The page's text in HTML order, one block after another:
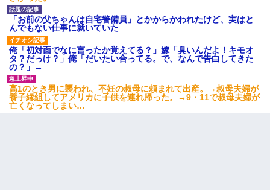
の親を見てから実家を出た。それから15年、妹が弟の子を
妊娠したらしくもう堕胎できない月なんだと母から連絡が
きた…｜生活｜ワロタあんてな
最近うちの庭に知らない男の人がしょっちゅう入ってく
る。それを職場で愚痴ったら、同僚男性が怒鳴りつけてき
た。
【修羅場】彼女親「カスな家柄のヤツなんかと家族になる
のはごめんだ」俺「じゃあ別れます…」→ 彼女「なんで言
「お前の父ちゃんは自宅警備員」とかからかわれたけど、実はと
んでもない仕事に就いていた
俺「初対面でなに言ったか覚えてる？」嫁「臭いんだよ！キモオ
タ？だっけ？」俺「だいたい合ってる。で、なんで告白してきた
の？」→
高1のとき男に襲われ、不妊の叔母に頼まれて出産。→叔母夫婦が
養子縁組してアメリカに子供を連れ帰った。→9・11で叔母夫婦が
亡くなってしまい…